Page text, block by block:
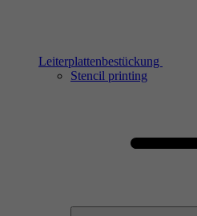
Leiterplattenbestückung
Stencil printing